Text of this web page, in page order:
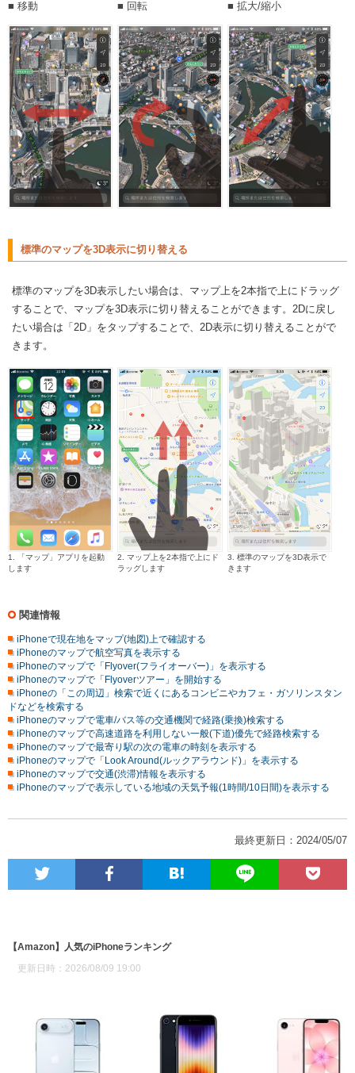
■ 移動 ■ 回転 ■ 拡大/縮小
標準のマップを3D表示に切り替える
標準のマップを3D表示したい場合は、マップ上を2本指で上にドラッグ
することで、マップを3D表示に切り替えることができます。2Dに戻し
たい場合は「2D」をタップすることで、2D表示に切り替えることがで
きます。
1. 「マップ」アプリを起動
します
2. マップ上を2本指で上にド
ラッグします
3. 標準のマップを3D表示で
きます
関連情報
iPhoneで現在地をマップ(地図)上で確認する
iPhoneのマップで航空写真を表示する
iPhoneのマップで「Flyover(フライオーバー)」を表示する
iPhoneのマップで「Flyoverツアー」を開始する
iPhoneの「この周辺」検索で近くにあるコンビニやカフェ・ガソリンスタン
ドなどを検索する
iPhoneのマップで電車/バス等の交通機関で経路(乗換)検索する
iPhoneのマップで高速道路を利用しない一般(下道)優先で経路検索する
iPhoneのマップで最寄り駅の次の電車の時刻を表示する
iPhoneのマップで「Look Around(ルックアラウンド)」を表示する
iPhoneのマップで交通(渋滞)情報を表示する
iPhoneのマップで表示している地域の天気予報(1時間/10日間)を表示する
最終更新日：2024/05/07
【Amazon】人気のiPhoneランキング
更新日時：2026/08/09 19:00